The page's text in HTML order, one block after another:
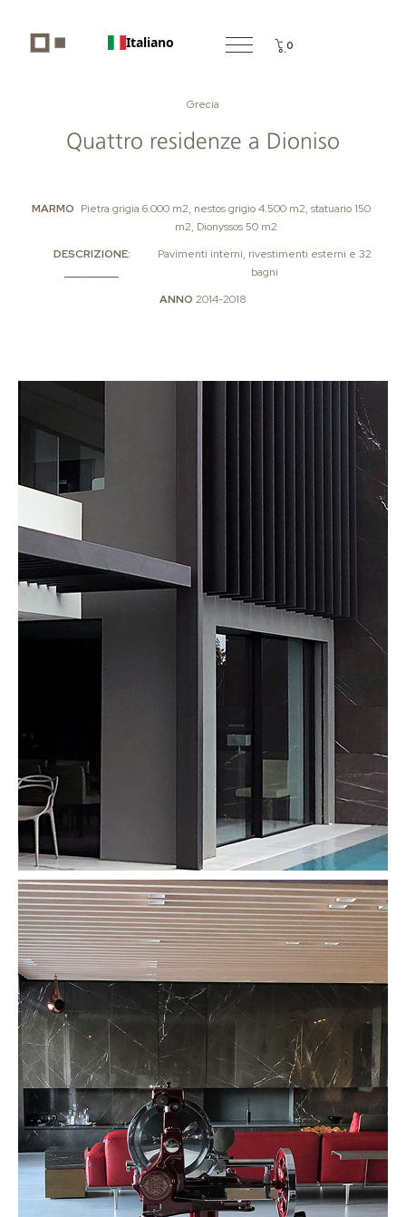
Italiano 0
Grecia
Quattro residenze a Dioniso
MARMO Pietra grigia 6.000 m2, nestos grigio 4.500 m2, statuario 150
m2, Dionyssos 50 m2
DESCRIZIONE:
Pavimenti interni, rivestimenti esterni e 32
bagni
ANNO 2014-2018